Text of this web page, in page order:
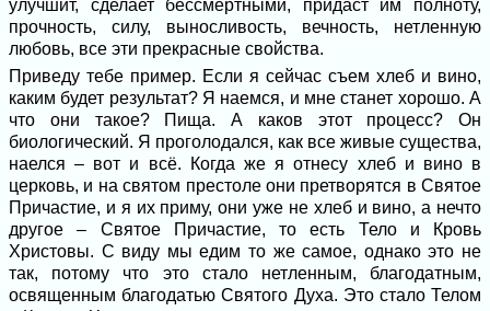
улучшит, сделает бессмертными, придаст им полноту,
прочность, силу, выносливость, вечность, нетленную
любовь, все эти прекрасные свойства.
Приведу тебе пример. Если я сейчас съем хлеб и вино,
каким будет результат? Я наемся, и мне станет хорошо. А
что они такое? Пища. А каков этот процесс? Он
биологический. Я проголодался, как все живые существа,
наелся – вот и всё. Когда же я отнесу хлеб и вино в
церковь, и на святом престоле они претворятся в Святое
Причастие, и я их приму, они уже не хлеб и вино, а нечто
другое – Святое Причастие, то есть Тело и Кровь
Христовы. С виду мы едим то же самое, однако это не
так, потому что это стало нетленным, благодатным,
освященным благодатью Святого Духа. Это стало Телом